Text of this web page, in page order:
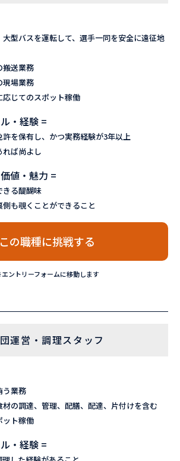
大型バスを運転して、選手一同を安全に遠征地
搬送業務
現場業務
応じてのスポット稼働
・経験 =
許を保有し、かつ実務経験が3年以上
れば尚よし
値・魅力 =
きる醍醐味
側も覗くことができること
この職種に挑戦する
ントリーフォームに移動します
運営・調理スタッフ
う業務
材の調達、管理、配膳、配達、片付けを含む
ット稼働
・経験 =